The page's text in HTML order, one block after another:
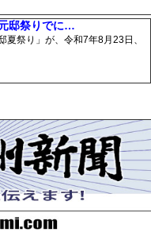
邸祭りでに…
祭り」が、令和7年8月23日、